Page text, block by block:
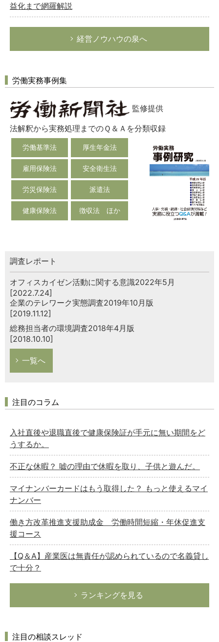
益化まで網羅解説
経営ノウハウの泉へ
労働実務事例集
監修提供
法解釈から実務処理までのＱ＆Ａを分類収録
労働基準法 厚生年金法
雇用保険法 安全衛生法
労災保険法 派遣法
健康保険法 徴収法 ほか
調査レポート
オフィスカイゼン活動に関する意識2022年5月
[2022.7.24]
企業のテレワーク実態調査2019年10月版
[2019.11.12]
総務担当者の環境調査2018年4月版
[2018.10.10]
一覧へ
注目のコラム
入社直後や退職直後で健康保険証が手元に無い期間をど
うするか。
不正な休暇？ 嘘の理由で休暇を取り、子供と遊んだ。
マイナンバーカードはもう取得した？ もっと使えるマイ
ナンバー
働き方改革推進支援助成金 労働時間短縮・年休促進支
援コース
【Q＆A】産業医は無責任が認められているので名義貸し
で十分？
ランキングを見る
注目の相談スレッド